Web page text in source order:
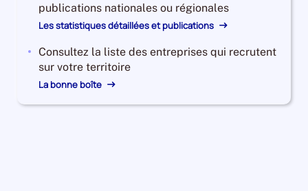
publications nationales ou régionales
Les statistiques détaillées et publications
Consultez la liste des entreprises qui recrutent
sur votre territoire
La bonne boîte